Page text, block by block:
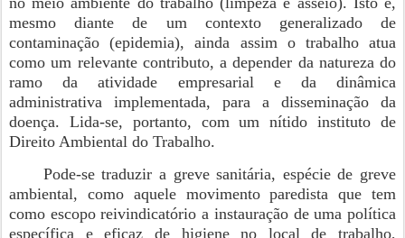
mesmo diante de um contexto generalizado de
contaminação (epidemia), ainda assim o trabalho atua
como um relevante contributo, a depender da natureza do
ramo da atividade empresarial e da dinâmica
administrativa implementada, para a disseminação da
doença. Lida-se, portanto, com um nítido instituto de
Direito Ambiental do Trabalho.
Pode-se traduzir a greve sanitária, espécie de greve
ambiental, como aquele movimento paredista que tem
como escopo reivindicatório a instauração de uma política
específica e eficaz de higiene no local de trabalho,